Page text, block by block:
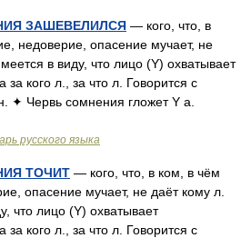
ЗАШЕВЕЛИЛСЯ — кого, что, в
недоверие, опасение мучает, не
в виду, что лицо (Y) охватывает
за кого л., за что л. Говорится с
✦ Червь сомнения гложет Y а.
русского языка
ТОЧИТ — кого, что, в ком, в чём
опасение мучает, не даёт кому л.
что лицо (Y) охватывает
за кого л., за что л. Говорится с